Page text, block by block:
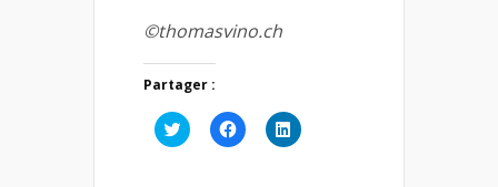
©thomasvino.ch
Partager :
Cliquez
pour
Cliquez
pour
Cliquez
pour